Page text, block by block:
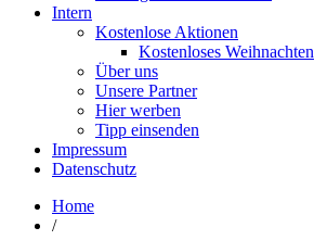
Intern
Kostenlose Aktionen
Kostenloses Weihnachten
Über uns
Unsere Partner
Hier werben
Tipp einsenden
Impressum
Datenschutz
Home
/